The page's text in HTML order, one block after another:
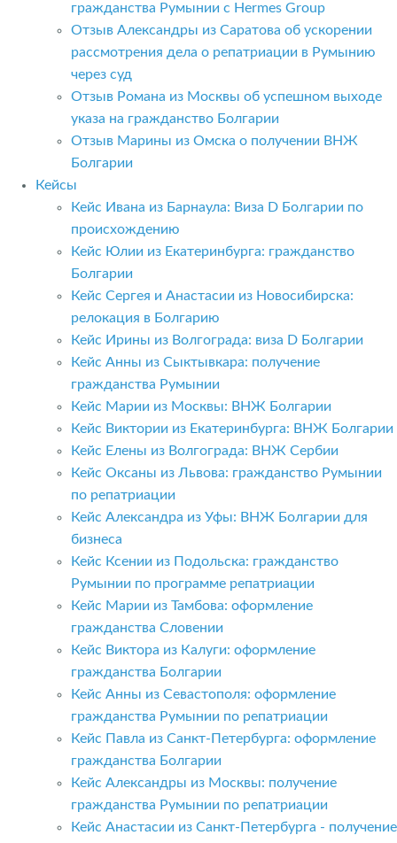
гражданства Румынии с Hermes Group
Отзыв Александры из Саратова об ускорении
рассмотрения дела о репатриации в Румынию
через суд
Отзыв Романа из Москвы об успешном выходе
указа на гражданство Болгарии
Отзыв Марины из Омска о получении ВНЖ
Болгарии
Кейсы
Кейс Ивана из Барнаула: Виза D Болгарии по
происхождению
Кейс Юлии из Екатеринбурга: гражданство
Болгарии
Кейс Сергея и Анастасии из Новосибирска:
релокация в Болгарию
Кейс Ирины из Волгограда: виза D Болгарии
Кейс Анны из Сыктывкара: получение
гражданства Румынии
Кейс Марии из Москвы: ВНЖ Болгарии
Кейс Виктории из Екатеринбурга: ВНЖ Болгарии
Кейс Елены из Волгограда: ВНЖ Сербии
Кейс Оксаны из Львова: гражданство Румынии
по репатриации
Кейс Александра из Уфы: ВНЖ Болгарии для
бизнеса
Кейс Ксении из Подольска: гражданство
Румынии по программе репатриации
Кейс Марии из Тамбова: оформление
гражданства Словении
Кейс Виктора из Калуги: оформление
гражданства Болгарии
Кейс Анны из Севастополя: оформление
гражданства Румынии по репатриации
Кейс Павла из Санкт-Петербурга: оформление
гражданства Болгарии
Кейс Александры из Москвы: получение
гражданства Румынии по репатриации
Кейс Анастасии из Санкт-Петербурга - получение